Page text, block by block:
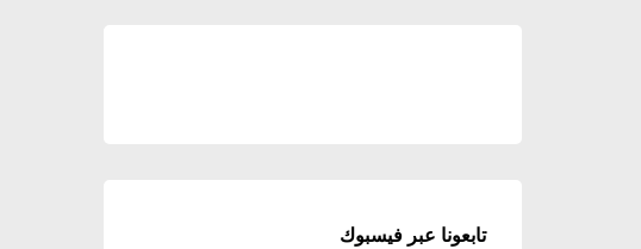
تابعونا عبر فيسبوك